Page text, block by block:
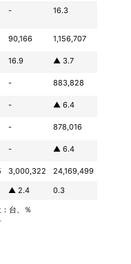
- 16.3
90,166 1,156,707
16.9 ▲ 3.7
- 883,828
- ▲ 6.4
- 878,016
- ▲ 6.4
3,000,322
24,169,499
▲ 2.4
0.3
台、％